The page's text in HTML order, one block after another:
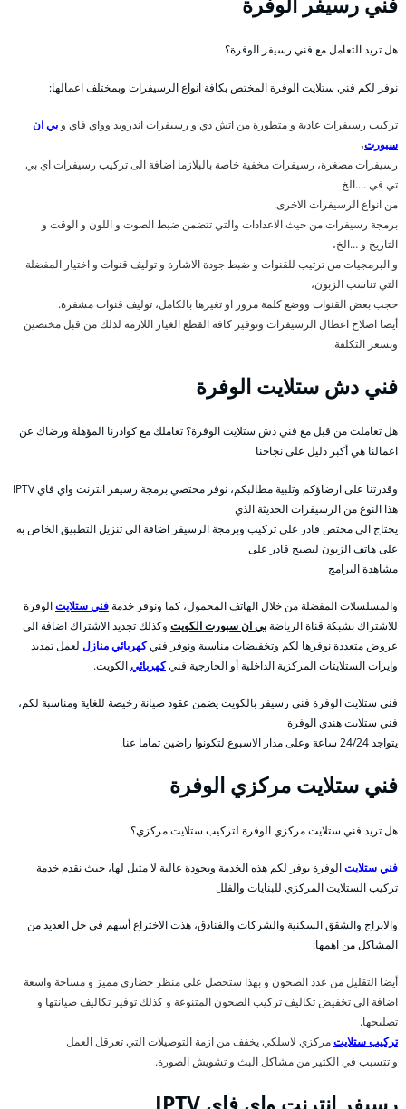
هل تريد التعامل مع فني رسيفر الوفرة؟
نوفر لكم فني ستلايت الوفرة المختص بكافة انواع الرسيفرات وبمختلف اعمالها:
تركيب رسيفرات عادية و متطورة من اتش دي و رسيفرات اندرويد وواي فاي و بي ان
سبورت،
رسيفرات مصغرة، رسيفرات مخفية خاصة بالبلازما اضافة الى تركيب رسيفرات اي بي
تي في ….الخ
من انواع الرسيفرات الاخرى.
برمجة رسيفرات من حيث الاعدادات والتي تتضمن ضبط الصوت و اللون و الوقت و
التاريخ و …الخ،
و البرمجيات من ترتيب للقنوات و ضبط جودة الاشارة و توليف قنوات و اختيار المفضلة
التي تناسب الزبون،
حجب بعض القنوات ووضع كلمة مرور او تغيرها بالكامل، توليف قنوات مشفرة.
أيضا اصلاح اعطال الرسيفرات وتوفير كافة القطع الغيار اللازمة لذلك من قبل مختصين
وبسعر التكلفة.
فني دش ستلايت الوفرة
هل تعاملت من قبل مع فني دش ستلايت الوفرة؟ تعاملك مع كوادرنا المؤهلة ورضاك عن
اعمالنا هي أكبر دليل على نجاحنا
وقدرتنا على ارضاؤكم وتلبية مطالبكم، نوفر مختصي برمجة رسيفر انترنت واي فاي IPTV
هذا النوع من الرسيفرات الحديثة الذي
يحتاج الى مختص قادر على تركيب وبرمجة الرسيفر اضافة الى تنزيل التطبيق الخاص به
على هاتف الزبون ليصبح قادر على
مشاهدة البرامج
والمسلسلات المفضلة من خلال الهاتف المحمول، كما ونوفر خدمةفني ستلايتالوفرة
للاشتراك بشبكة قناة الرياضةبي ان سبورت الكويت وكذلك تجديد الاشتراك اضافة الى
عروض متعددة نوفرها لكم وتخفيضات مناسبة ونوفر فنيكهربائي منازل لعمل تمديد
وايرات الستلايتات المركزية الداخلية أو الخارجية فنيكهربائيالكويت.
فني ستلايت الوفرة فنى رسيفر بالكويت يضمن عقود صيانة رخيصة للغاية ومناسبة لكم،
فني ستلايت هندي الوفرة
يتواجد 24/24 ساعة وعلى مدار الاسبوع لتكونوا راضين تماما عنا.
فني ستلايت مركزي الوفرة
هل تريد فني ستلايت مركزي الوفرة لتركيب ستلايت مركزي؟
فني ستلايتالوفرة يوفر لكم هذه الخدمة وبجودة عالية لا مثيل لها، حيث نقدم خدمة
تركيب الستلايت المركزي للبنايات والفلل
والابراج والشقق السكنية والشركات والفنادق، هذت الاختراع أسهم في حل العديد من
المشاكل من اهمها:
أيضا التقليل من عدد الصحون و بهذا ستحصل على منظر حضاري مميز و مساحة واسعة
اضافة الى تخفيض تكاليف تركيب الصحون المتنوعة و كذلك توفير تكاليف صيانتها و
تصليحها.
تركيب ستلايتمركزي لاسلكي يخفف من ازمة التوصيلات التي تعرقل العمل
و تتسبب في الكثير من مشاكل البث و تشويش الصورة.